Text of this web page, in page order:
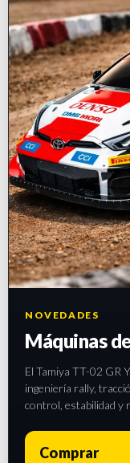
NOVEDADES
Máquinas
El Tamiya TT-02 GR
ingeniería rally,
control, estabilidad y
Comprar